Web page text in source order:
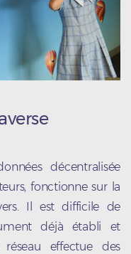
décentralisée
fonctionne sur la
Il est difficile de
déjà établi et
effectue des